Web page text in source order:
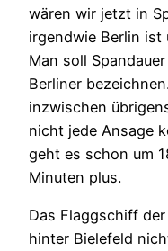
wären wir jetzt in
irgendwie Berlin ist
Man soll
Berliner
inzwischen
nicht jede Ansage
geht es schon um
Minuten plus.
Das Flaggschiff
hinter Bielefeld